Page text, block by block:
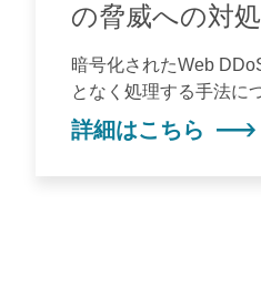
の脅威への対処
暗号化されたWeb
となく処理する手法に
詳細はこちら